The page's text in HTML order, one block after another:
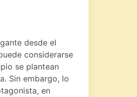
desde el
considerarse
se plantean
Sin embargo, lo
en